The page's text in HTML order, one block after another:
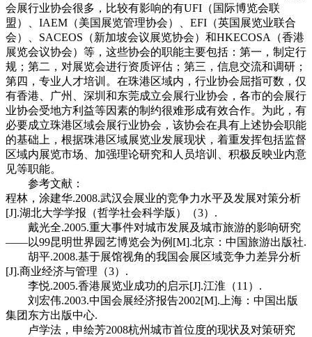
会展行业协会很多，比较有影响的有UFI（国际博览会联
盟）、IAEM（美国展览管理协会）、EFI（英国展览业联合
会）、SACEOS（新加坡会议展览协会）和HKECOSA（香港
展览会议协会）等，这些协会的职能主要包括：第一，制定行
规；第二，对展览会进行资质评估；第三，信息交流和调研；
第四，专业人才培训。在珠港区域内，行业协会屈指可数，仅
有香港、广州、深圳和东莞成立会展行业协会，各市的会展行
业协会受地方利益等因素的制约很难形成有效合作。为此，有
必要成立珠港区域会展行业协会，该协会在具有上述协会职能
的基础上，根据珠港区域展览业发展现状，着重发挥包括监督
区域内展览市场、加强理论研究和人员培训、积极反映业内意
见等职能。
参考文献：
程林，涂建华.2008.武汉会展业的竞争力水平及发展对策分析
[J].湖北大学学报（哲学社会科学版）（3）.
戴光全.2005.重大事件对城市发展及城市旅游的影响研究
——以99昆明世界园艺博览会为例[M].北京：中国旅游出版社.
胡平.2008.基于展馆视角的我国会展区域竞争力差异分析
[J].商业经济与管理（3）.
李悦.2005.香港展览业成功的启示[J].江淮（11）.
刘宏伟.2003.中国会展经济报告2002[M].上海：中国出版
集团东方出版中心.
卢学法，申绘芳2008杭州城市首位度的现状及对策研究